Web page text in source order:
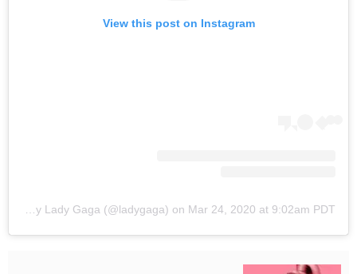
View this post on Instagram
on Mar 24, 2020 at 9:02am PDT